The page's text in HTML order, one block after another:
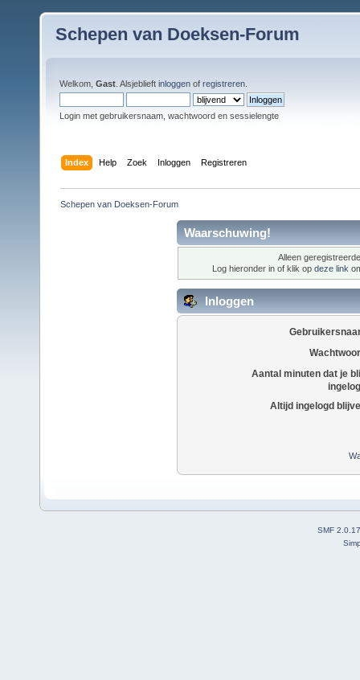
Schepen van Doeksen-Forum
Welkom, Gast . Alsjeblieft inloggen of registreren
Login met gebruikersnaam, wachtwoord en sessielengte
Index Help Zoek Inloggen Registreren
Schepen van Doeksen-Forum
Waarschuwing!
Alleen
Log hieronder in of klik op deze link
Inloggen
Aantal minuten dat je
Altijd ingelogd
SMF 2.0.17